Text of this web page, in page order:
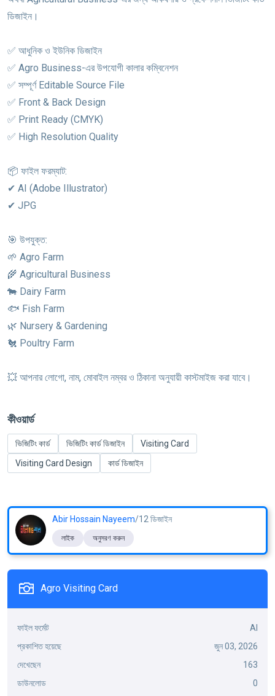
ডিজাইন।
✅ আধুনিক ও ইউনিক ডিজাইন
✅ Agro Business-এর উপযোগী কালার কম্বিনেশন
✅ সম্পূর্ণ Editable Source File
✅ Front & Back Design
✅ Print Ready (CMYK)
✅ High Resolution Quality
📦 ফাইল ফরম্যাট:
✔ AI (Adobe Illustrator)
✔ JPG
🎯 উপযুক্ত:
🌱 Agro Farm
🌾 Agricultural Business
🐄 Dairy Farm
🐟 Fish Farm
🌿 Nursery & Gardening
🐔 Poultry Farm
💥 আপনার লোগো, নাম, মোবাইল নম্বর ও ঠিকানা অনুযায়ী কাস্টমাইজ করা যাবে।
কীওয়ার্ড
ভিজিটিং কার্ড ভিজিটিং কার্ড ডিজাইন
Visiting Card
Visiting Card Design
কার্ড ডিজাইন
Abir Hossain Nayeem/12 ডিজাইন
লাইক অনুসরণ করুন
Agro Visiting Card
ফাইল ফর্মেট
AI
প্রকাশিত হয়েছে
জুন 03, 2026
দেখেছেন
163
ডাউনলোড
0